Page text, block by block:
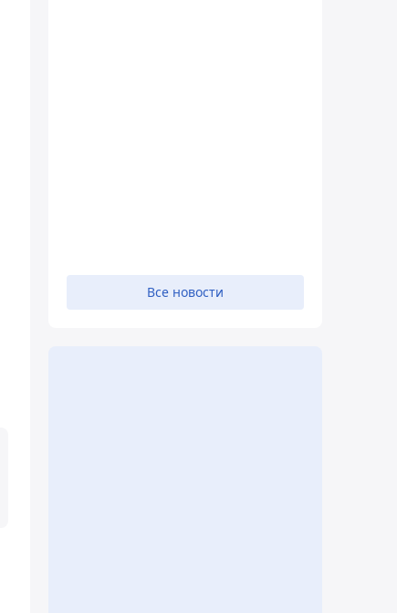
Все новости